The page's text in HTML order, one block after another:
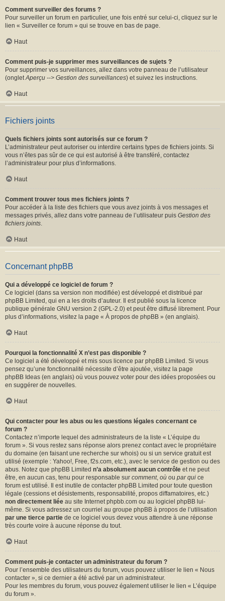
Comment surveiller des forums ?
Pour surveiller un forum en particulier, une fois entré sur celui-ci, cliquez sur le
lien « Surveiller ce forum » qui se trouve en bas de page.
Haut
Comment puis-je supprimer mes surveillances de sujets ?
Pour supprimer vos surveillances, allez dans votre panneau de l’utilisateur
(ongletAperçu --> Gestion des surveillances) et suivez les instructions.
Haut
Fichiers joints
Quels fichiers joints sont autorisés sur ce forum ?
L’administrateur peut autoriser ou interdire certains types de fichiers joints. Si
vous n’êtes pas sûr de ce qui est autorisé à être transféré, contactez
l’administrateur pour plus d’informations.
Haut
Comment trouver tous mes fichiers joints ?
Pour accéder à la liste des fichiers que vous avez joints à vos messages et
messages privés, allez dans votre panneau de l’utilisateur puis Gestion des
fichiers joints.
Haut
Concernant phpBB
Qui a développé ce logiciel de forum ?
Ce logiciel (dans sa version non modifiée) est développé et distribué par
phpBB Limited , qui en a les droits d’auteur. Il est publié sous la licence
publique générale GNU version 2 (GPL-2.0) et peut être diffusé librement. Pour
plus d’informations, visitez la page « À propos de phpBB » (en anglais).
Haut
Pourquoi la fonctionnalité X n’est pas disponible ?
Ce logiciel a été développé et mis sous licence par phpBB Limited. Si vous
pensez qu’une fonctionnalité nécessite d’être ajoutée, visitez la page
phpBB Ideas (en anglais) où vous pouvez voter pour des idées proposées ou
en suggérer de nouvelles.
Haut
Qui contacter pour les abus ou les questions légales concernant ce
forum ?
Contactez n’importe lequel des administrateurs de la liste « L’équipe du
forum ». Si vous restez sans réponse alors prenez contact avec le propriétaire
du domaine (en faisant une recherche sur whois) ou si un service gratuit est
utilisé (exemple : Yahoo!, Free, f2s.com, etc.), avec le service de gestion ou des
abus. Notez que phpBB Limited n’a absolument aucun contrôle et ne peut
être, en aucun cas, tenu pour responsable sur comment, où ou par qui ce
forum est utilisé. Il est inutile de contacter phpBB Limited pour toute question
légale (cessions et désistements, responsabilité, propos diffamatoires, etc.)
non directement liée au site Internet phpbb.com ou au logiciel phpBB lui-
même. Si vous adressez un courriel au groupe phpBB à propos de l’utilisation
par une tierce partie de ce logiciel vous devez vous attendre à une réponse
très courte voire à aucune réponse du tout.
Haut
Comment puis-je contacter un administrateur du forum ?
Pour l’ensemble des utilisateurs du forum, vous pouvez utiliser le lien « Nous
contacter », si ce dernier a été activé par un administrateur.
Pour les membres du forum, vous pouvez également utiliser le lien « L’équipe
du forum ».